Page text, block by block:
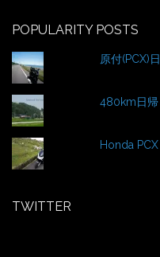
f
r
:
POPULARITY POSTS
原付(PCX)
480km日
Honda PCX
TWITTER